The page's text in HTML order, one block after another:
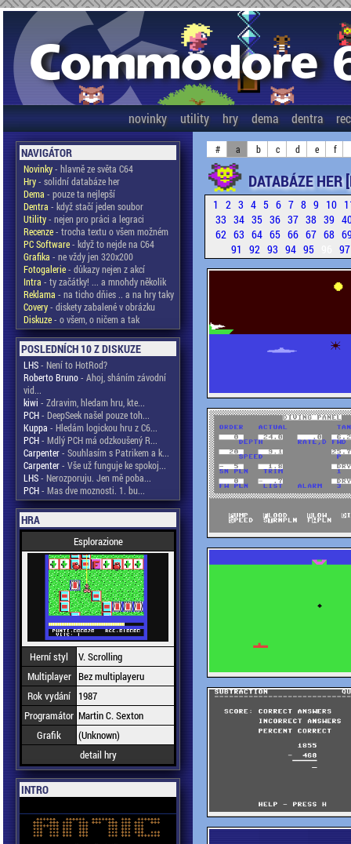
novinky utility hry dema dentra
NAVIGÁTOR
Novinky- hlavně ze světa C64
Hry- solidní databáze her
Dema - pouze ta nejlepší
Dentra - když stačí jeden soubor
Utility- nejen pro práci a legraci
Recenze- trocha textu o všem možném
PC Software- když to nejde na C64
Grafika - ne vždy jen 320x200
Fotogalerie- důkazy nejen z akcí
Intra - ty začátky! ... a mnohdy několik
Reklama - na ticho dňies .. a na hry taky
Covery- diskety zabalené v obrázku
Diskuze- o všem, o ničem a tak
POSLEDNÍCH 10 Z DISKUZE
LHS- Není to HotRod?
Roberto Bruno- Ahoj, sháním závodní
vid...
kiwi - Zdravim, hledam hru, kte...
PCH- DeepSeek našel pouze toh...
Kuppa - Hledám logickou hru z C6...
PCH- Mdlý PCH má odzkoušený R...
Carpenter- Souhlasím s Patrikem a k...
Carpenter- Vše už funguje ke spokoj...
LHS- Nerozporuju. Jen mě poba...
PCH- Mas dve moznosti. 1. bu...
HRA
Esplorazione
Herní styl
V. Scrolling
Multiplayer Bez multiplayeru
Rok vydání
1987
Programátor Martin C. Sexton
Grafik
(Unknown)
detail hry
INTRO
# a b c d e f
DATABÁZE
1 2 3 4 5 6 7 8 9 10
33 34 35 36 37 38 39
62 63 64 65 66 67 68
91 92 93 94 95